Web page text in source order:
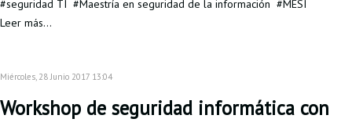
seguridad TI
Maestría en seguridad de la información
MESI
Leer más...
Miércoles, 28 Junio 2017 13:04
Workshop de seguridad informática con
Proyecto de grado
Reintegro
Retiro voluntario